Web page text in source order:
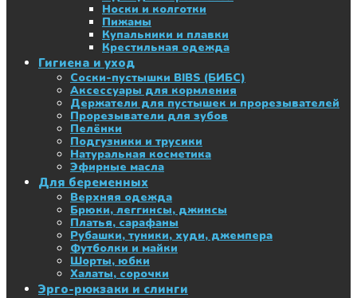
Носки и колготки
Пижамы
Купальники и плавки
Крестильная одежда
Гигиена и уход
Соски-пустышки BIBS (БИБС)
Аксессуары для кормления
Держатели для пустышек и прорезывателей
Прорезыватели для зубов
Пелёнки
Подгузники и трусики
Натуральная косметика
Эфирные масла
Для беременных
Верхняя одежда
Брюки, леггинсы, джинсы
Платья, сарафаны
Рубашки, туники, худи, джемпера
Футболки и майки
Шорты, юбки
Халаты, сорочки
Эрго-рюкзаки и слинги